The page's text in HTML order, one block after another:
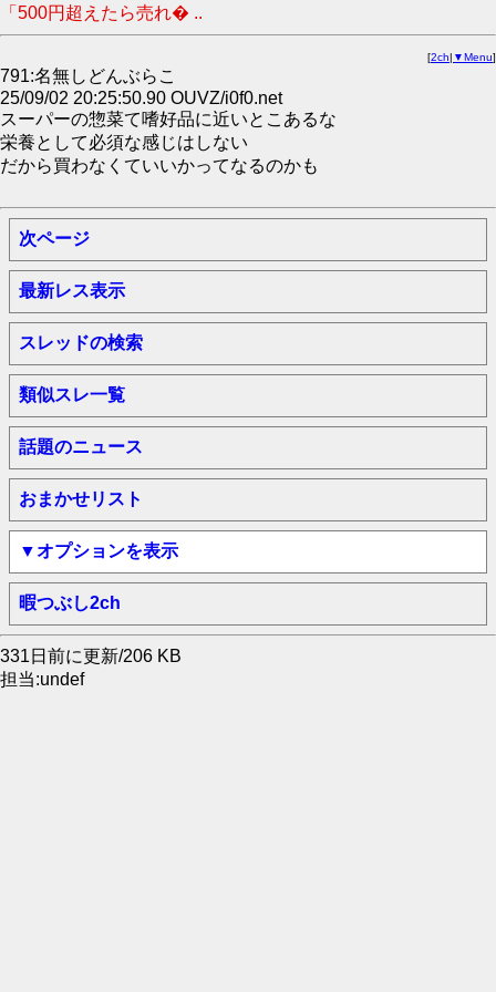
「500円超えたら売れ� ..
[2ch| ▼Menu]
791:名無しどんぶらこ
25/09/02 20:25:50.90 OUVZ/i0f0.net
スーパーの惣菜て嗜好品に近いとこあるな
栄養として必須な感じはしない
だから買わなくていいかってなるのかも
次ページ
最新レス表示
スレッドの検索
類似スレ一覧
話題のニュース
おまかせリスト
▼オプションを表示
暇つぶし2ch
331日前に更新/206 KB
担当:undef